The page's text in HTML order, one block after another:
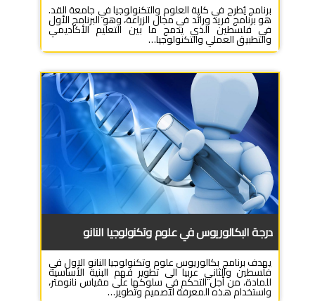
برنامج يُطرح في كلية العلوم والتكنولوجيا في جامعة القد.
هو برنامج فريد ورائد في مجال الزراعة، وهو البرنامج الأول
في فلسطين الذي يدمج ما بين التعليم الأكاديمي
والتطبيق العملي والتكنولوجيا…
درجة البكالوريوس في علوم وتكنولوجيا النانو
يهدف برنامج بكالوريوس علوم وتكنولوجيا النانو الاول في
فلسطين والثاني عربيا الى تطوير فهم البنية الأساسية
للمادة، من أجل التحكم في سلوكها على مقياس نانومتر،
واستخدام هذه المعرفة لتصميم وتطوير…